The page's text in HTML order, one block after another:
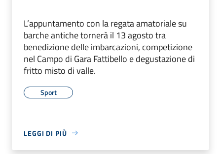
L’appuntamento con la regata amatoriale su
barche antiche tornerà il 13 agosto tra
benedizione delle imbarcazioni, competizione
nel Campo di Gara Fattibello e degustazione di
fritto misto di valle.
Sport
LEGGI DI PIÙ